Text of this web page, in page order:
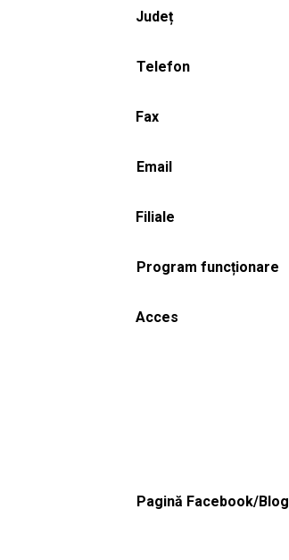
Județ
Telefon
Fax
Email
Filiale
Program funcționare
Acces
Pagină Facebook/Blog